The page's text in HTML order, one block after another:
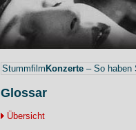
Stummfilm Konzerte – So haben
Glossar
Übersicht